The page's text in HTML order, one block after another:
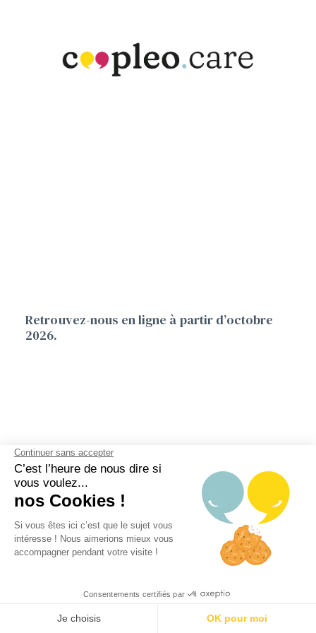
Retrouvez-nous en ligne à partir d’octobre
2026.